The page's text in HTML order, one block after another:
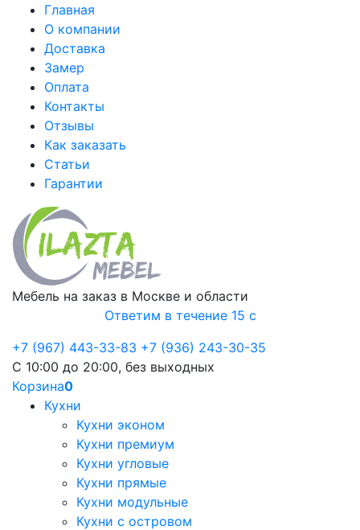
Главная
О компании
Доставка
Замер
Оплата
Контакты
Отзывы
Как заказать
Статьи
Гарантии
Мебель на заказ в Москве и области
Ответим в течение 15 с
+7 (967) 443-33-83 +7 (936) 243-30-35
С 10:00 до 20:00, без выходных
Корзина0
Кухни
Кухни эконом
Кухни премиум
Кухни угловые
Кухни прямые
Кухни модульные
Кухни с островом